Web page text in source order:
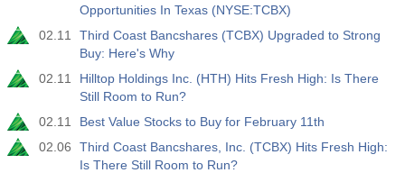
Opportunities In Texas (NYSE:TCBX)
02.11
Third Coast Bancshares (TCBX) Upgraded to Strong
Buy: Here's Why
02.11
Hilltop Holdings Inc. (HTH) Hits Fresh High: Is There
Still Room to Run?
02.11
Best Value Stocks to Buy for February 11th
02.06
Third Coast Bancshares, Inc. (TCBX) Hits Fresh High:
Is There Still Room to Run?